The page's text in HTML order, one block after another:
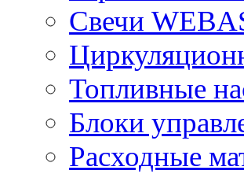
Свечи
Топливные
Блоки
Расходные